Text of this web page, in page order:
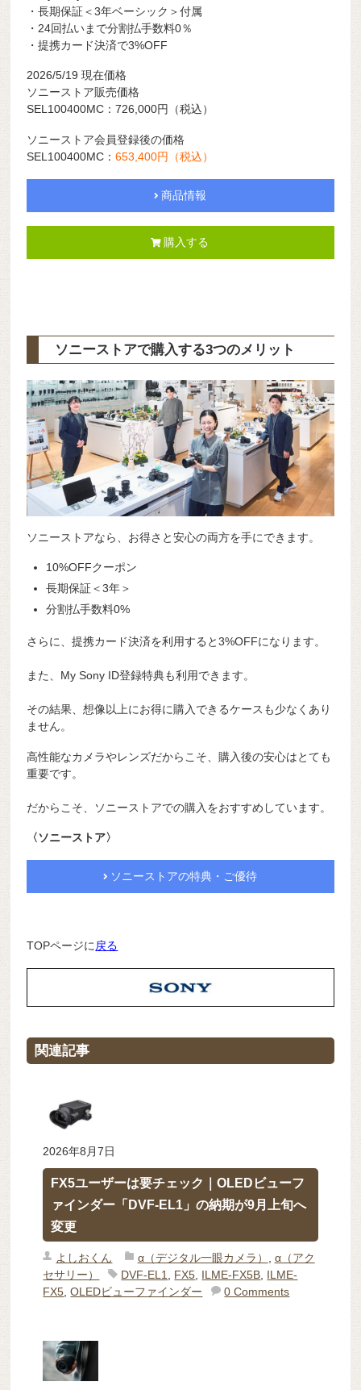
・長期保証＜3年ベーシック＞付属
・24回払いまで分割払手数料0％
・提携カード決済で3%OFF
2026/5/19 現在価格
ソニーストア販売価格
SEL100400MC：726,000円
（税込）
ソニーストア会員登録後の価格
SEL100400MC：653,400円（税込）
商品情報
購入する
ソニーストアで購入する3つのメリット
ソニーストアなら、お得さと安心の両方を手にできます。
10%OFFクーポン
長期保証＜3年＞
分割払手数料0%
さらに、提携カード決済を利用すると3%OFFになります。
また、My Sony ID登録特典も利用できます。
その結果、想像以上にお得に購入できるケースも少なくあり
ません。
高性能なカメラやレンズだからこそ、購入後の安心はとても
重要です。
だからこそ、ソニーストアでの購入をおすすめしています。
〈ソニーストア〉
ソニーストアの特典・ご優待
TOPページに 戻る
関連記事
2026年8月7日
FX5ユーザーは要チェック｜OLEDビューフ
ァインダー「DVF-EL1」の納期が9月上旬へ
変更
よしおくん α（デジタル一眼カメラ）
α（アク
セサリー）
DVF-EL1 FX5 ILME-FX5B ILME-
FX5 ,OLEDビューファインダー 0 Comments